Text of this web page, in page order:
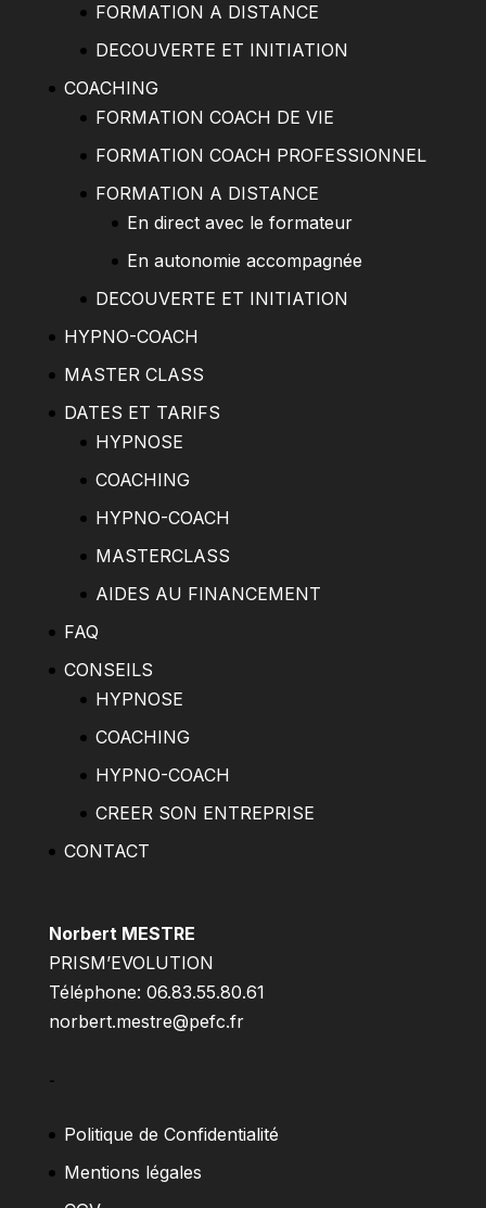
FORMATION A DISTANCE
DECOUVERTE ET INITIATION
COACHING
FORMATION COACH DE VIE
FORMATION COACH PROFESSIONNEL
FORMATION A DISTANCE
En direct avec le formateur
En autonomie accompagnée
DECOUVERTE ET INITIATION
HYPNO-COACH
MASTER CLASS
DATES ET TARIFS
HYPNOSE
COACHING
HYPNO-COACH
MASTERCLASS
AIDES AU FINANCEMENT
FAQ
CONSEILS
HYPNOSE
COACHING
HYPNO-COACH
CREER SON ENTREPRISE
CONTACT
Norbert MESTRE
PRISM’EVOLUTION
Téléphone: 06.83.55.80.61
norbert.mestre@pefc.fr
–
Politique de Confidentialité
Mentions légales